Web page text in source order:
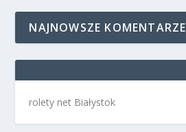
NAJNOWSZE KOMENTARZE
rolety net Białystok